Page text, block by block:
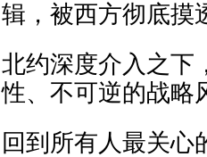
辑，被西方彻底摸
北约深度介入之下
性、不可逆的战略
回到所有人最关心